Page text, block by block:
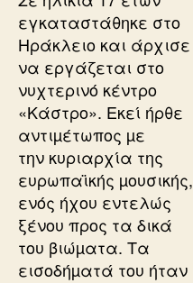
εγκαταστάθηκε στο
Ηράκλειο και άρχισε
να εργάζεται στο
νυχτερινό κέντρο
«Κάστρο». Εκεί ήρθε
αντιµέτωπος µε
την κυριαρχία της
ευρωπαϊκής µουσικής,
ενός ήχου εντελώς
ξένου προς τα δικά
του βιώµατα. Τα
εισοδήµατά του ήταν